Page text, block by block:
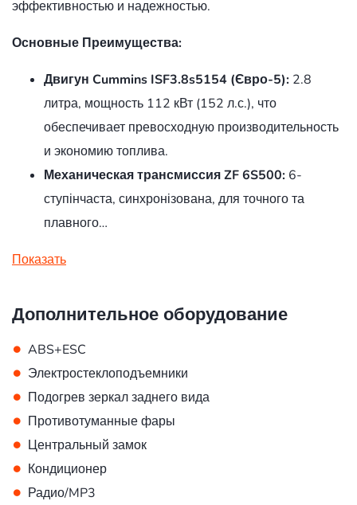
эффективностью и надежностью.
Основные Преимущества:
Двигун Cummins ISF3.8s5154 (Євро-5): 2.8
литра, мощность 112 кВт (152 л.с.), что
обеспечивает превосходную производительность
и экономию топлива.
Механическая трансмиссия ZF 6S500: 6-
ступінчаста, синхронізована, для точного та
плавного…
Показать
Дополнительное оборудование
• ABS+ESC
• Электростеклоподъемники
• Подогрев зеркал заднего вида
• Противотуманные фары
• Центральный замок
• Кондиционер
• Радио/MP3